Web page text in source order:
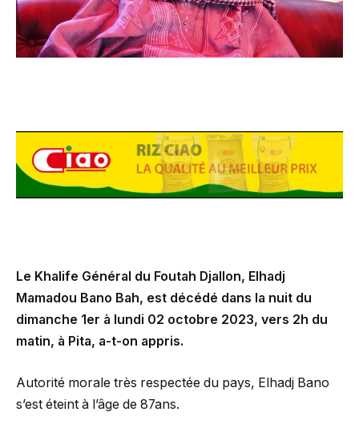
Le Khalife Général du Foutah Djallon, Elhadj
Mamadou Bano Bah, est décédé dans la nuit du
dimanche 1er à lundi 02 octobre 2023, vers 2h du
matin, à Pita, a-t-on appris.
Autorité morale très respectée du pays, Elhadj Bano
s’est éteint à l’âge de 87ans.